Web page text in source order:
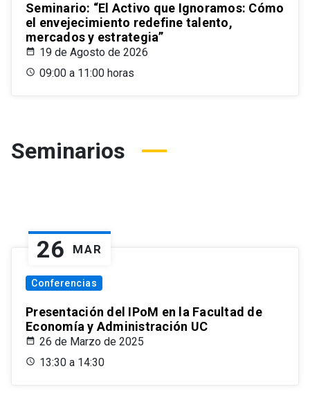
Seminario: “El Activo que Ignoramos: Cómo
el envejecimiento redefine talento,
mercados y estrategia”
19 de Agosto de 2026
09:00 a 11:00 horas
Seminarios
26 MAR
Conferencias
Presentación del IPoM en la Facultad de
Economía y Administración UC
26 de Marzo de 2025
13:30 a 14:30